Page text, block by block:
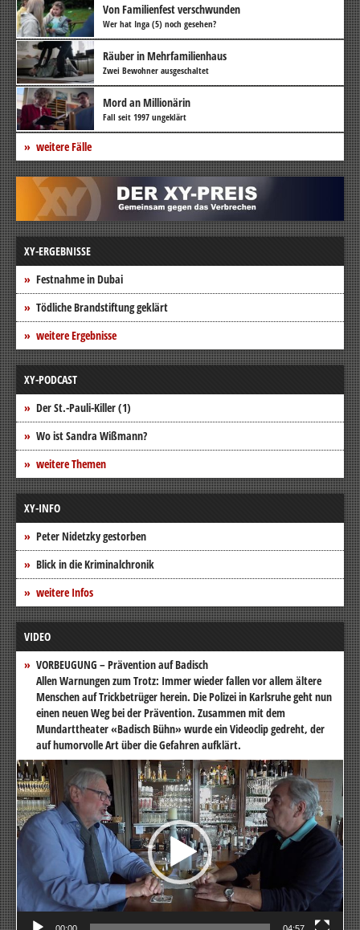
Von Familienfest verschwunden
Wer hat Inga (5) noch gesehen?
Räuber in Mehrfamilienhaus
Zwei Bewohner ausgeschaltet
Mord an Millionärin
Fall seit 1997 ungeklärt
weitere Fälle
XY-ERGEBNISSE
Festnahme in Dubai
Tödliche Brandstiftung geklärt
weitere Ergebnisse
XY-PODCAST
Der St.-Pauli-Killer (1)
Wo ist Sandra Wißmann?
weitere Themen
XY-INFO
Peter Nidetzky gestorben
Blick in die Kriminalchronik
weitere Infos
VIDEO
VORBEUGUNG – Prävention auf Badisch
Allen Warnungen zum Trotz: Immer wieder fallen vor allem ältere
Menschen auf Trickbetrüger herein. Die Polizei in Karlsruhe geht nun
einen neuen Weg bei der Prävention. Zusammen mit dem
Mundarttheater «Badisch Bühn» wurde ein Videoclip gedreht, der
auf humorvolle Art über die Gefahren aufklärt.
Video-
Player